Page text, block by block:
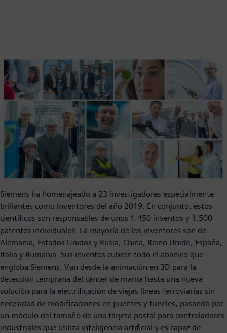
Siemens ha homenajeado a 23 investigadores especialmente
brillantes como Inventores del año 2019. En conjunto, estos
científicos son responsables de unos 1.450 inventos y 1.500
patentes individuales. La mayoría de los inventores son de
Alemania, Estados Unidos y Rusia, China, Reino Unido, España,
Italia y Rumania. Sus inventos cubren todo el abanico que
engloba Siemens. Van desde la animación en 3D para la
detección temprana del cáncer de mama hasta una nueva
solución para la electrificación de viejas líneas ferroviarias sin
necesidad de modificaciones en puentes y túneles, pasando por
un módulo del tamaño de una tarjeta postal para controladores
industriales que utiliza inteligencia artificial y es capaz de